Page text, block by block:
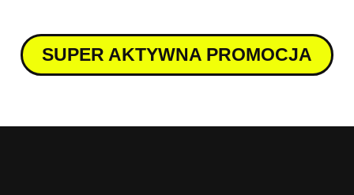
SUPER AKTYWNA PROMOCJA